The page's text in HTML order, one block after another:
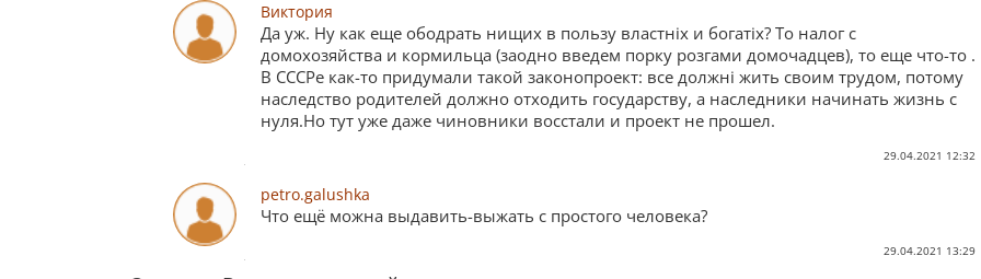
Виктория
Да уж. Ну как еще ободрать нищих в пользу властніх и богатіх? То налог с
домохозяйства и кормильца (заодно введем порку розгами домочадцев), то еще что-то .
В СССРе как-то придумали такой законопроект: все должні жить своим трудом, потому
наследство родителей должно отходить государству, а наследники начинать жизнь с
нуля.Но тут уже даже чиновники восстали и проект не прошел.
29.04.2021 12:32
petro.galushka
Что ещё можна выдавить-выжать с простого человека?
29.04.2021 13:29